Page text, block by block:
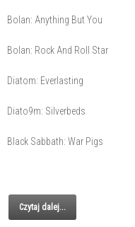
Bolan: Anything But You
Bolan: Rock And Roll Star
Diatom: Everlasting
Diato9m: Silverbeds
Black Sabbath: War Pigs
Czytaj dalej...